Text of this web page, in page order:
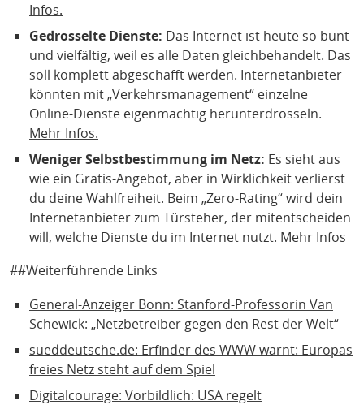
Infos.
Gedrosselte Dienste: Das Internet ist heute so bunt
und vielfältig, weil es alle Daten gleichbehandelt. Das
soll komplett abgeschafft werden. Internetanbieter
könnten mit „Verkehrsmanagement“ einzelne
Online-Dienste eigenmächtig herunterdrosseln.
Mehr Infos.
Weniger Selbstbestimmung im Netz: Es sieht aus
wie ein Gratis-Angebot, aber in Wirklichkeit verlierst
du deine Wahlfreiheit. Beim „Zero-Rating“ wird dein
Internetanbieter zum Türsteher, der mitentscheiden
will, welche Dienste du im Internet nutzt. Mehr Infos
##Weiterführende Links
General-Anzeiger Bonn: Stanford-Professorin Van
Schewick: „Netzbetreiber gegen den Rest der Welt“
sueddeutsche.de: Erfinder des WWW warnt: Europas
freies Netz steht auf dem Spiel
Digitalcourage: Vorbildlich: USA regelt